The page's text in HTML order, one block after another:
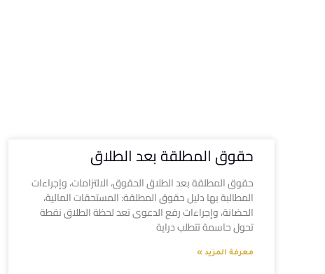
حقوق المطلقة بعد الطلاق
حقوق المطلقة بعد الطلاق الحقوق، الالتزامات، وإجراءات
المطالبة بها دليل حقوق المطلقة: المستحقات المالية،
الحضانة، وإجراءات رفع الدعوى تعد لحظة الطلاق نقطة
تحول حاسمة تتطلب دراية
معرفة المزيد »